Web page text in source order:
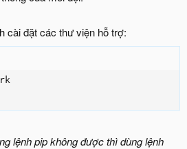
cài đặt các thư viện hỗ trợ:
lệnh pip không được thì dùng lệnh